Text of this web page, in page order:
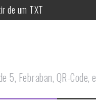
de um TXT
5, Febraban, QR-Code,